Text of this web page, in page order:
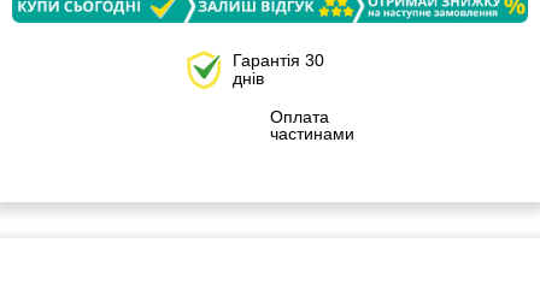
Гарантія 30
днів
Оплата
частинами